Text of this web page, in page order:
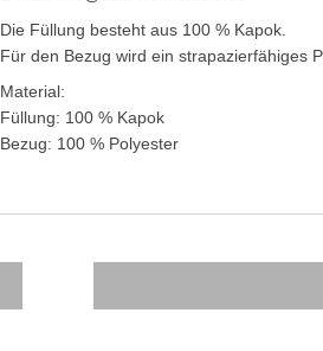
Die Füllung besteht aus 100 % Kapok.
Für den Bezug wird ein strapazierfähiges
Material:
Füllung: 100 % Kapok
Bezug: 100 % Polyester